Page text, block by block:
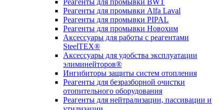
Реагенты для промывки BWT
Реагенты для промывки Alfa Laval
Реагенты для промывки PIPAL
Реагенты для промывки Новохим
Аксессуары для работы с реагентами
SteelTEX®
Аксессуары для удобства эксплуатации
элиминейторов®
Ингибиторы защиты систем отопления
Реагенты для безразборной очистки
отопительного оборудования
Реагенты для нейтрализации, пассивации и